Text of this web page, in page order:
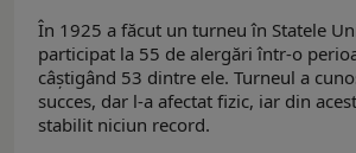
În 1925 a făcut un turneu în Statele
participat la 55 de alergări într-o
câștigând 53 dintre ele. Turneul a
succes, dar l-a afectat fizic, iar din
stabilit niciun record.